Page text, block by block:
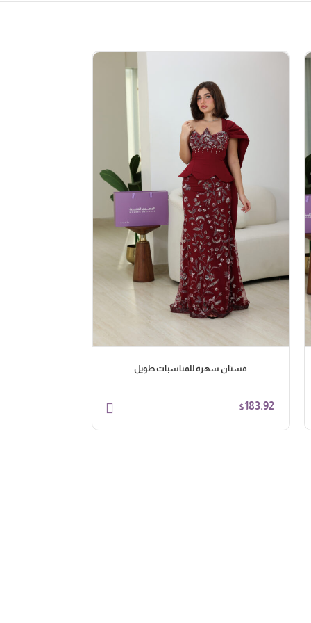
فستان سهرة للمناسبات طويل
$183.92